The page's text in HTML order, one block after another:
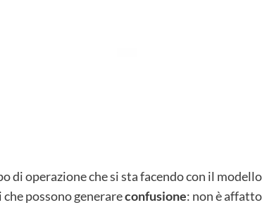
di operazione che si sta facendo con il modello
possono generareconfusione: non è affatto